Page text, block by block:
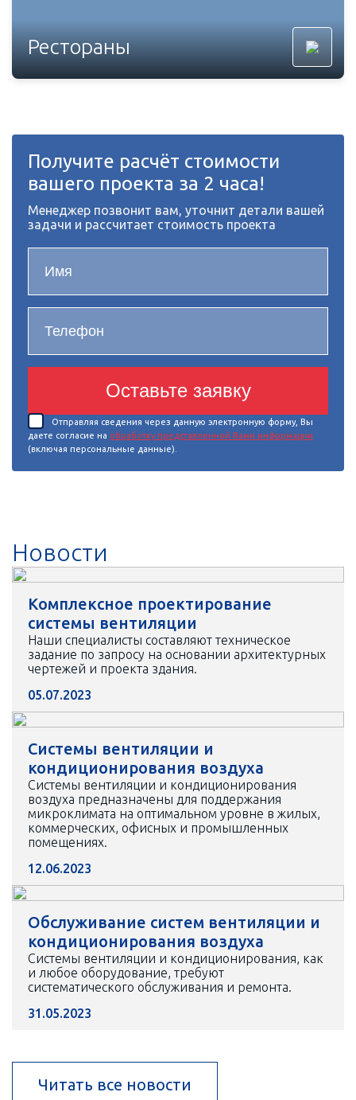
Рестораны
Получите расчёт стоимости
вашего проекта за 2 часа!
Менеджер позвонит вам, уточнит детали вашей
задачи и рассчитает стоимость проекта
Оставьте заявку
Отправляя сведения через данную электронную форму, Вы
даете согласие на обработку представленной Вами информации
(включая персональные данные).
Новости
Комплексное проектирование
системы вентиляции
Наши специалисты составляют техническое
задание по запросу на основании архитектурных
чертежей и проекта здания.
05.07.2023
Системы вентиляции и
кондиционирования воздуха
Системы вентиляции и кондиционирования
воздуха предназначены для поддержания
микроклимата на оптимальном уровне в жилых,
коммерческих, офисных и промышленных
помещениях.
12.06.2023
Обслуживание систем вентиляции и
кондиционирования воздуха
Системы вентиляции и кондиционирования, как
и любое оборудование, требуют
систематического обслуживания и ремонта.
31.05.2023
Читать все новости